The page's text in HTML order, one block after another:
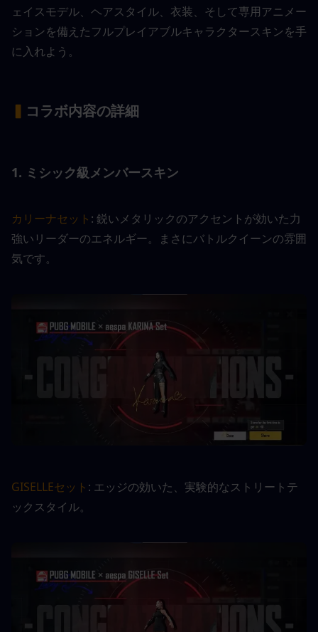
ェイスモデル、ヘアスタイル、衣装、そして専用アニメー
ションを備えたフルプレイアブルキャラクタースキンを手
に入れよう。
▍ コラボ内容の詳細
1. ミシック級メンバースキン
カリーナセット : 鋭いメタリックのアクセントが効いた力
強いリーダーのエネルギー。まさにバトルクイーンの雰囲
気です。
GISELLEセット : エッジの効いた、実験的なストリートテ
ックスタイル。